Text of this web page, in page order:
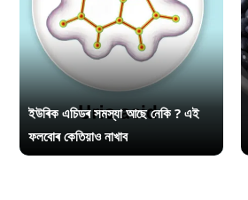
ইউৰিক এচিডৰ সমস্যা আছে নেকি ? এই
ফলবোৰ কেতিয়াও নাখাব